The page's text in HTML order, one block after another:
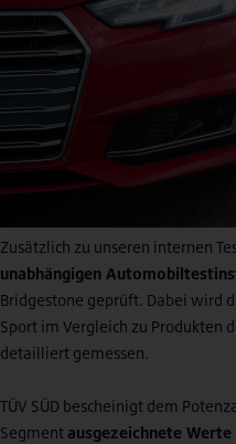
Zusätzlich zu unseren internen
unabhängigen
Bridgestone geprüft. Dabei wird
Sport im Vergleich zu Produkten
detailliert gemessen.
TÜV SÜD bescheinigt dem
Segment ausgezeichnete